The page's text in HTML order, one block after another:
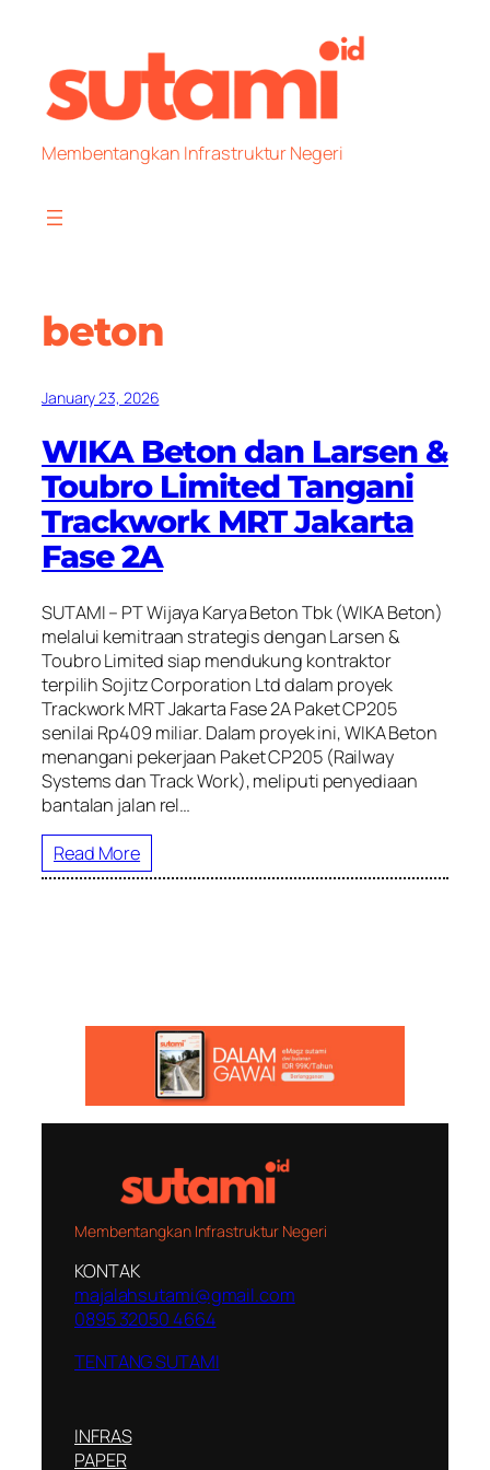
content
Membentangkan Infrastruktur Negeri
beton
January 23, 2026
WIKA Beton dan Larsen &
Toubro Limited Tangani
Trackwork MRT Jakarta
Fase 2A
SUTAMI – PT Wijaya Karya Beton Tbk (WIKA Beton)
melalui kemitraan strategis dengan Larsen &
Toubro Limited siap mendukung kontraktor
terpilih Sojitz Corporation Ltd dalam proyek
Trackwork MRT Jakarta Fase 2A Paket CP205
senilai Rp409 miliar. Dalam proyek ini, WIKA Beton
menangani pekerjaan Paket CP205 (Railway
Systems dan Track Work), meliputi penyediaan
bantalan jalan rel…
Read More
Membentangkan Infrastruktur Negeri
KONTAK
majalahsutami@gmail.com
0895 32050 4664
TENTANG SUTAMI
INFRAS
PAPER